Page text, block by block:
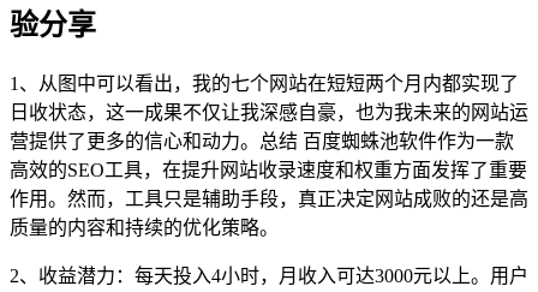
验分享
1、从图中可以看出，我的七个网站在短短两个月内都实现了
日收状态，这一成果不仅让我深感自豪，也为我未来的网站运
营提供了更多的信心和动力。总结 百度蜘蛛池软件作为一款
高效的SEO工具，在提升网站收录速度和权重方面发挥了重要
作用。然而，工具只是辅助手段，真正决定网站成败的还是高
质量的内容和持续的优化策略。
2、收益潜力：每天投入4小时，月收入可达3000元以上。用户